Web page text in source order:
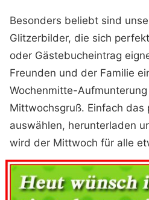
Besonders beliebt sind
Glitzerbilder, die sich
oder Gästebucheintrag
Freunden und der Familie
Wochenmitte-
Mittwochsgruß. Einfach das
auswählen, herunterladen
wird der Mittwoch für alle